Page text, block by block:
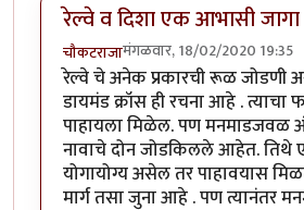
रेल्वे व दिशा एक आभासी
चौकटराजामंगळवार, 18/02/2020 19:35
रेल्वे चे अनेक प्रकारची रूळ जोडणी
डायमंड क्रॉस ही रचना आहे .
पाहायला मिळेल. पण मनमाडजवळ
नावाचे दोन जोडकिलले आहेत. तिथे
योगायोग्य असेल तर पाहावयास
मार्ग तसा जुना आहे . पण त्यानंतर